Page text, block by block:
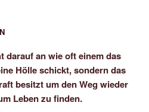
darauf an wie oft einem das
Hölle schickt, sondern das
besitzt um den Weg wieder
Leben zu finden.